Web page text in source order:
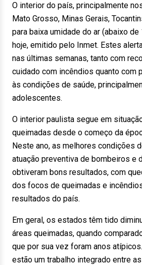
O interior do país, principalmente
Mato Grosso, Minas Gerais,
para baixa umidade do ar (abaixo de
hoje, emitido pelo Inmet. Estes
nas últimas semanas, tanto com
cuidado com incêndios quanto com
às condições de saúde,
adolescentes.
O interior paulista segue em
queimadas desde o começo da
Neste ano, as melhores condições
atuação preventiva de bombeiros e
obtiveram bons resultados, com
dos focos de queimadas e
resultados do país.
Em geral, os estados têm tido
áreas queimadas, quando
que por sua vez foram anos
estão um trabalho integrado entre